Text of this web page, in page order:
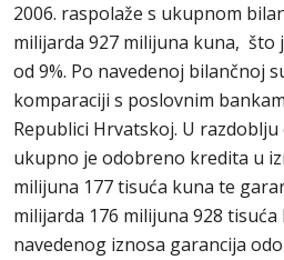
2006. raspolaže s ukupnom
milijarda 927 milijuna kuna, što
od 9%. Po navedenoj bilančnoj
komparaciji s poslovnim
Republici Hrvatskoj. U razdoblju
ukupno je odobreno kredita u
milijuna 177 tisuća kuna te
milijarda 176 milijuna 928
navedenog iznosa garancija